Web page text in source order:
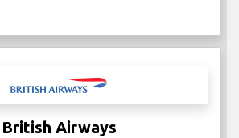
British Airways